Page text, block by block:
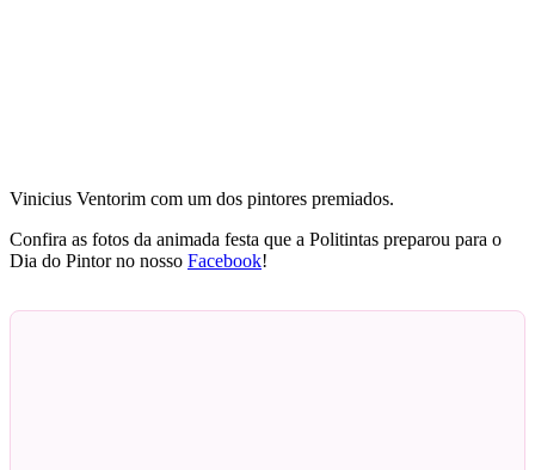
Vinicius Ventorim com um dos pintores premiados.
Confira as fotos da animada festa que a Politintas preparou para o
Dia do Pintor no nosso Facebook!